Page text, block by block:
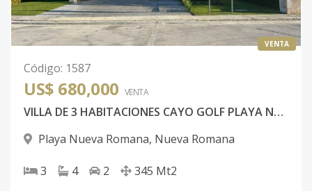
VENTA
Código: 1587
US$ 680,000 VENTA
VILLA DE 3 HABITACIONES CAYO GOLF PLAYA NUEVA ROMANA
Playa Nueva Romana, Nueva Romana
3 4 2 345 Mt2